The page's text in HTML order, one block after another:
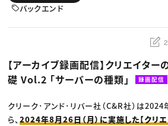
マーケティング
業界解説・キャリア事情
アプリクリエイター
映像クリエイター
C＆R Magazine
ニュース・トレンド
Web
映像
ゲーム・エンタメ
広告
出版
CREATIVE VILLAGEからのお知らせ
バックエンド
【アーカイブ録画配信】クリエイタ
礎 Vol.2 「サーバーの種類」
録画配信
クリーク･アンド･リバー社（C&R社）は2024
ら、2024年8月26日（月）に実施した【クリ